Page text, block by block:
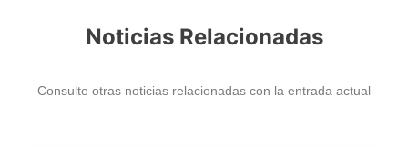
Noticias Relacionadas
Consulte otras noticias relacionadas con la entrada actual